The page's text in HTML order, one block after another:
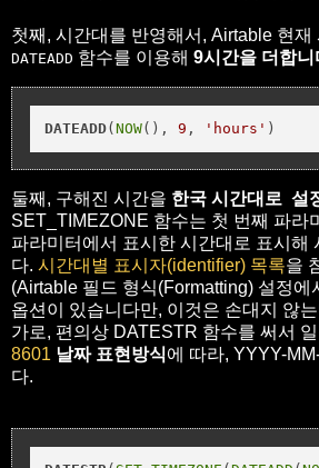
첫째, 시간대를 반영해서, Airtable 현재
DATEADD 함수를 이용해 9시간을 더합니
DATEADD( NOW(), 9 , 'hours' )
둘째, 구해진 시간을 한국 시간대로 설
SET_TIMEZONE 함수는 첫 번째 파라
파라미터에서 표시한 시간대로 표시해
다. 시간대별 표시자(identifier) 목록을
(Airtable 필드 형식(Formatting) 설정에
옵션이 있습니다만, 이것은 손대지 않
가로, 편의상 DATESTR 함수를 써서
8601 날짜 표현방식에 따라, YYYY-
다.